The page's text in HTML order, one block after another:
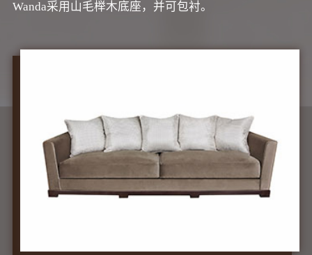
Wanda采用山毛榉木底座，并可包衬。